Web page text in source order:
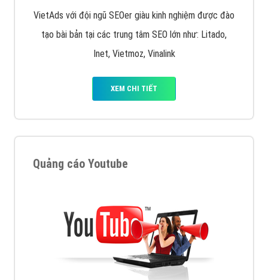
VietAds với đội ngũ SEOer giàu kinh nghiệm được đào
tạo bài bản tại các trung tâm SEO lớn như: Litado,
Inet, Vietmoz, Vinalink
XEM CHI TIẾT
Quảng cáo Youtube